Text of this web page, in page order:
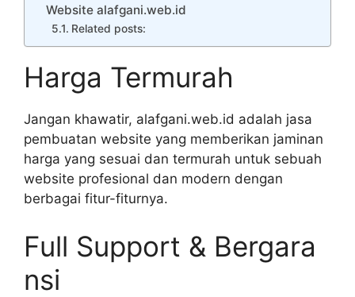
Website alafgani.web.id
Related posts:
Harga Termurah
Jangan khawatir, alafgani.web.id adalah jasa
pembuatan website yang memberikan jaminan
harga yang sesuai dan termurah untuk sebuah
website profesional dan modern dengan
berbagai fitur-fiturnya.
Full Support & Bergara
nsi